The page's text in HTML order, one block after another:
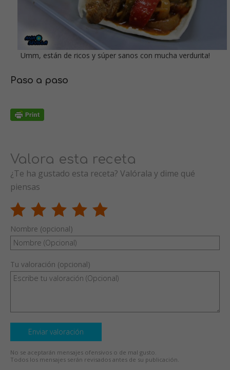
Umm, están de ricos y súper sanos con mucha verdurita!
Paso a paso
Valora esta receta
¿Te ha gustado esta receta? Valórala y dime qué
piensas
Nombre (opcional)
Tu valoración (opcional)
Enviar valoración
No se aceptarán mensajes ofensivos o de mal gusto.
Todos los mensajes serán revisados antes de su publicación.